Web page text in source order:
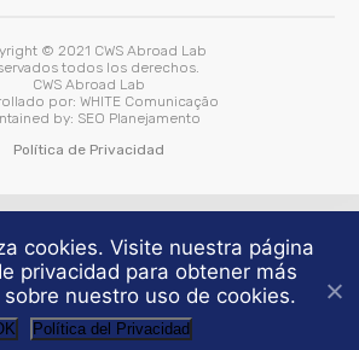
© 2021 CWS Abroad Lab
todos los derechos.
CWS Abroad Lab
por: WHITE Comunicação
by: SEO Planejamento
Política de Privacidad
cookies. Visite nuestra página
privacidad para obtener más
nuestro uso de cookies.
Política del Privacidad